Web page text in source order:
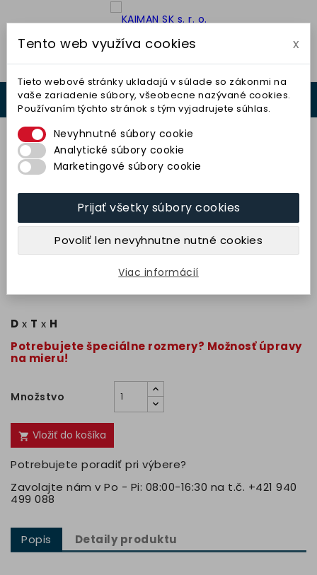
 

Kotúč plochý 180x16x32
(89A46I7AV40) TYROLIT
32,97 € bez DPH 40,55 € s DPH
D x T x H
Potrebujete špeciálne rozmery? Možnosť úpravy
na mieru!
Množstvo
 Vložiť do košíka
Potrebujete poradiť pri výbere?
Zavolajte nám v Po - Pi: 08:00-16:30 na t.č. +421 940
499 088
Popis Detaily produktu
Tento web využíva cookies x
Tieto webové stránky ukladajú v súlade so zákonmi na
vaše zariadenie súbory, všeobecne nazývané cookies.
Používaním týchto stránok s tým vyjadrujete súhlas.
Nevyhnutné súbory cookie
Analytické súbory cookie
Marketingové súbory cookie
Prijať všetky súbory cookies
Povoliť len nevyhnutne nutné cookies
Viac informácií